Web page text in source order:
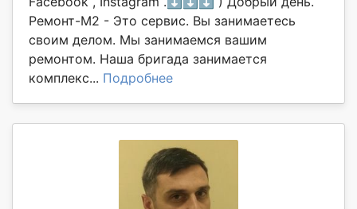
Ремонт-М2 - Это сервис. Вы занимаетесь
своим делом. Мы занимаемся вашим
ремонтом. Наша бригада занимается
комплекс... Подробнее